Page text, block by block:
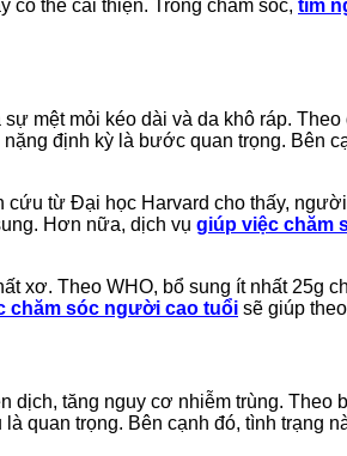
có thể cải thiện. Trong chăm sóc, tìm
mệt mỏi kéo dài và da khô ráp.
định kỳ là bước quan trọng. Bên
từ Đại học Harvard cho thấy,
Hơn nữa, dịch vụ giúp việc chăm
xơ. Theo WHO, bổ sung ít nhất 25g
chăm sóc người cao tuổi sẽ giúp
tăng nguy cơ nhiễm trùng. Theo
quan trọng. Bên cạnh đó, tình